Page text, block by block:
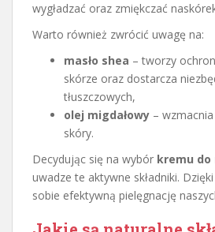
wygładzać oraz zmiękczać
Warto również zwrócić uwagę na:
masło shea – tworzy
skórze oraz dostarcza
tłuszczowych,
olej migdałowy –
skóry.
Decydując się na wybór kremu do
uwadze te aktywne składniki.
sobie efektywną pielęgnację